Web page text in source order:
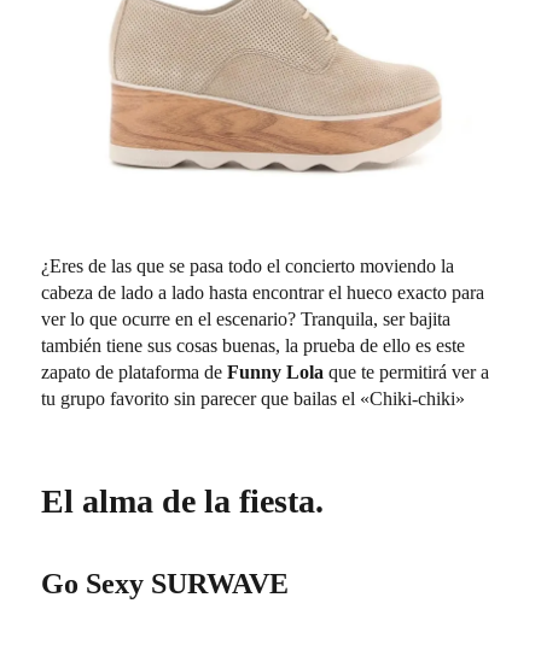
¿Eres de las que se pasa todo el concierto moviendo la
cabeza de lado a lado hasta encontrar el hueco exacto para
ver lo que ocurre en el escenario? Tranquila, ser bajita
también tiene sus cosas buenas, la prueba de ello es este
zapato de plataforma deFunny Lola que te permitirá ver a
tu grupo favorito sin parecer que bailas el «Chiki-chiki»
El alma de la fiesta.
Go Sexy SURWAVE